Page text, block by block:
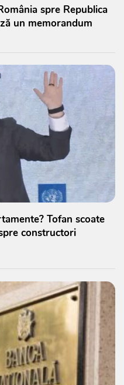
spre Republica
un memorandum
Tofan scoate
constructori